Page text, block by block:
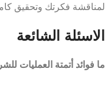
لمناقشة فكرتك وتحقيق
الاسئلة الشائعة
ما فوائد أتمتة العمليات